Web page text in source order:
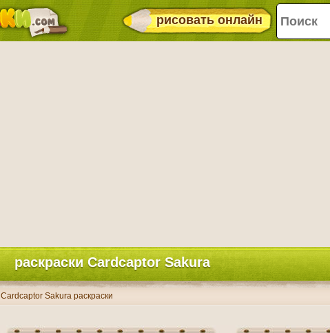
рисовать онлайн
раскраски Cardcaptor Sakura
Cardcaptor Sakura раскраски